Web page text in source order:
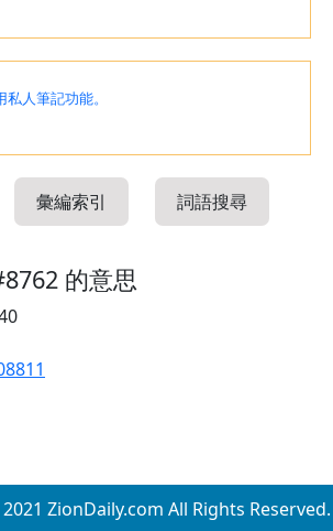
人筆記功能。
彙編索引 詞語搜尋
的意思
ZionDaily.com All Rights Reserved.